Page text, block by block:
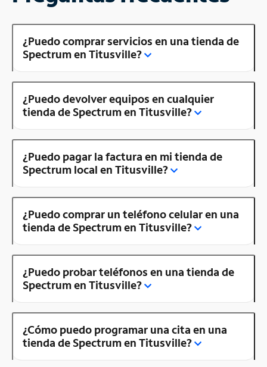
¿Puedo comprar servicios en una tienda de
Spectrum en Titusville?
¿Puedo devolver equipos en cualquier
tienda de Spectrum en Titusville?
¿Puedo pagar la factura en mi tienda de
Spectrum local en Titusville?
¿Puedo comprar un teléfono celular en una
tienda de Spectrum en Titusville?
¿Puedo probar teléfonos en una tienda de
Spectrum en Titusville?
¿Cómo puedo programar una cita en una
tienda de Spectrum en Titusville?